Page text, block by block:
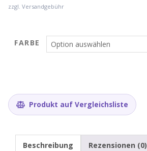
zzgl. Versandgebühr
FARBE
Produkt auf Vergleichsliste
Beschreibung Rezensionen (0)